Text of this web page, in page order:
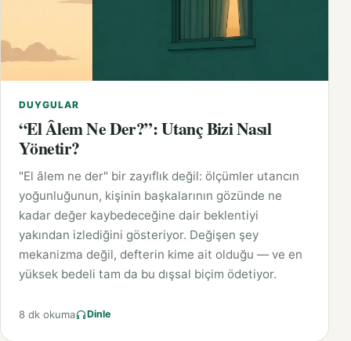
DUYGULAR
“El Âlem Ne Der?”: Utanç Bizi Nasıl
Yönetir?
"El âlem ne der" bir zayıflık değil: ölçümler utancın
yoğunluğunun, kişinin başkalarının gözünde ne
kadar değer kaybedeceğine dair beklentiyi
yakından izlediğini gösteriyor. Değişen şey
mekanizma değil, defterin kime ait olduğu — ve en
yüksek bedeli tam da bu dışsal biçim ödetiyor.
8 dk okuma Dinle